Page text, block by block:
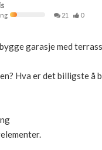
21 0
garasje med
Hva er det billigste å